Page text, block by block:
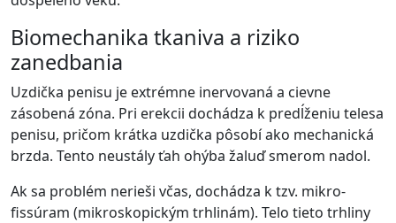
Biomechanika tkaniva a riziko
zanedbania
Uzdička penisu je extrémne inervovaná a cievne
zásobená zóna. Pri erekcii dochádza k predĺženiu telesa
penisu, pričom krátka uzdička pôsobí ako mechanická
brzda. Tento neustály ťah ohýba žaluď smerom nadol.
Ak sa problém nerieši včas, dochádza k tzv. mikro-
fissúram (mikroskopickým trhlinám). Telo tieto trhliny